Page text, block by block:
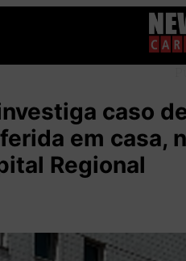
caso
em casa,
Regional